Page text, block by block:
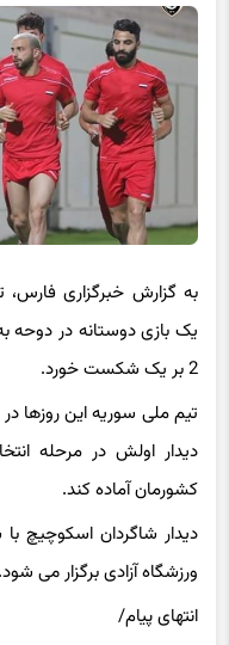
به گزارش خبرگزاری فارس،
یک بازی دوستانه در دوحه
2 بر یک شکست خورد.
تیم ملی سوریه این روزها
کشورمان آماده کند.
ورزشگاه آزادی برگزار می شود.
انتهای پیام/